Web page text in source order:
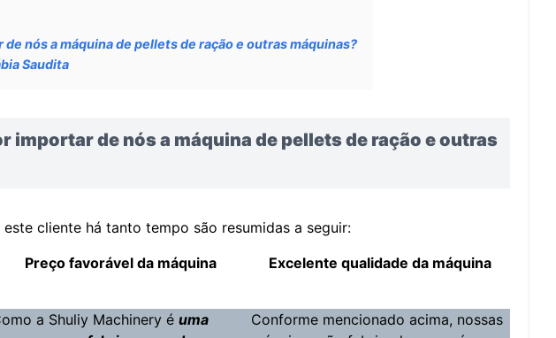
nós a máquina de pellets de ração e outras máquinas?
Saudita
importar de nós a máquina de pellets de ração e outras
cliente há tanto tempo são resumidas a seguir:
Preço favorável da máquina Excelente qualidade da máquina
a Shuliy Machinery éuma
Conforme mencionado acima, nossas